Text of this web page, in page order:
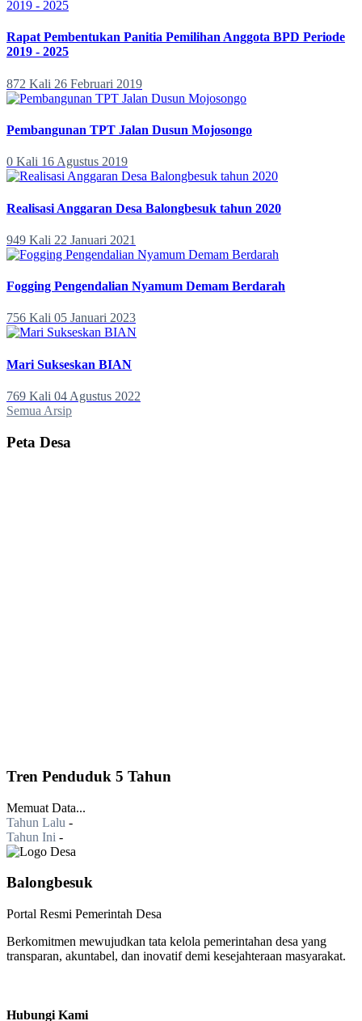
Rapat Pembentukan Panitia Pemilihan Anggota BPD Periode
2019 - 2025
872 Kali 26 Februari 2019
Pembangunan TPT Jalan Dusun Mojosongo
0 Kali 16 Agustus 2019
Realisasi Anggaran Desa Balongbesuk tahun 2020
949 Kali 22 Januari 2021
Fogging Pengendalian Nyamum Demam Berdarah
756 Kali 05 Januari 2023
Mari Sukseskan BIAN
769 Kali 04 Agustus 2022
Semua Arsip
Peta Desa
Tren Penduduk 5 Tahun
Memuat Data...
Tahun Lalu -
Tahun Ini -
Balongbesuk
Portal Resmi Pemerintah Desa
Berkomitmen mewujudkan tata kelola pemerintahan desa yang
transparan, akuntabel, dan inovatif demi kesejahteraan masyarakat.
Hubungi Kami